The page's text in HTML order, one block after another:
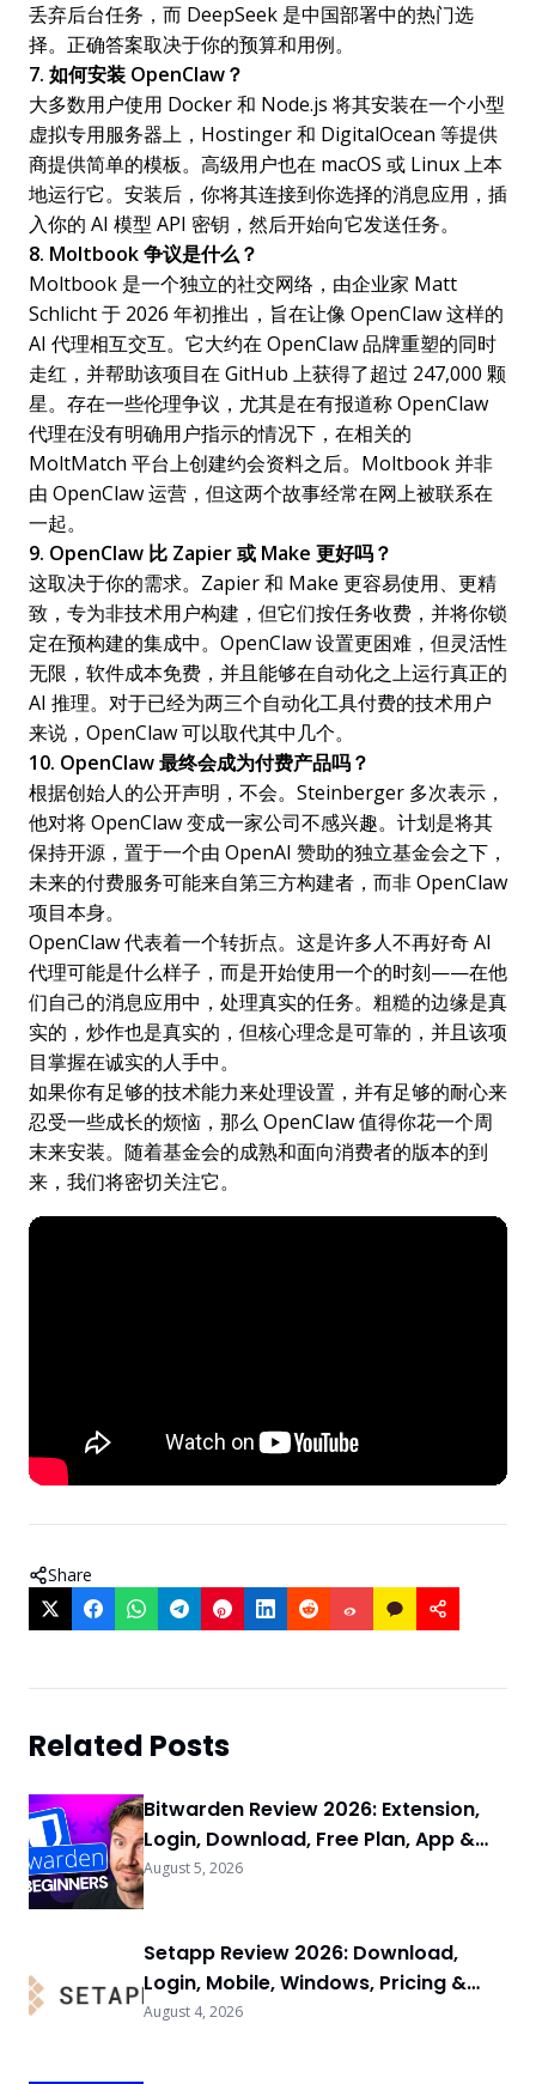
丢弃后台任务，而 DeepSeek 是中国部署中的热门选
择。正确答案取决于你的预算和用例。
7. 如何安装 OpenClaw？
大多数用户使用 Docker 和 Node.js 将其安装在一个小型
虚拟专用服务器上，Hostinger 和 DigitalOcean 等提供
商提供简单的模板。高级用户也在 macOS 或 Linux 上本
地运行它。安装后，你将其连接到你选择的消息应用，插
入你的 AI 模型 API 密钥，然后开始向它发送任务。
8. Moltbook 争议是什么？
Moltbook 是一个独立的社交网络，由企业家 Matt
Schlicht 于 2026 年初推出，旨在让像 OpenClaw 这样的
AI 代理相互交互。它大约在 OpenClaw 品牌重塑的同时
走红，并帮助该项目在 GitHub 上获得了超过 247,000 颗
星。存在一些伦理争议，尤其是在有报道称 OpenClaw
代理在没有明确用户指示的情况下，在相关的
MoltMatch 平台上创建约会资料之后。Moltbook 并非
由 OpenClaw 运营，但这两个故事经常在网上被联系在
一起。
9. OpenClaw 比 Zapier 或 Make 更好吗？
这取决于你的需求。Zapier 和 Make 更容易使用、更精
致，专为非技术用户构建，但它们按任务收费，并将你锁
定在预构建的集成中。OpenClaw 设置更困难，但灵活性
无限，软件成本免费，并且能够在自动化之上运行真正的
AI 推理。对于已经为两三个自动化工具付费的技术用户
来说，OpenClaw 可以取代其中几个。
10. OpenClaw 最终会成为付费产品吗？
根据创始人的公开声明，不会。Steinberger 多次表示，
他对将 OpenClaw 变成一家公司不感兴趣。计划是将其
保持开源，置于一个由 OpenAI 赞助的独立基金会之下，
未来的付费服务可能来自第三方构建者，而非 OpenClaw
项目本身。
OpenClaw 代表着一个转折点。这是许多人不再好奇 AI
代理可能是什么样子，而是开始使用一个的时刻——在他
们自己的消息应用中，处理真实的任务。粗糙的边缘是真
实的，炒作也是真实的，但核心理念是可靠的，并且该项
目掌握在诚实的人手中。
如果你有足够的技术能力来处理设置，并有足够的耐心来
忍受一些成长的烦恼，那么 OpenClaw 值得你花一个周
末来安装。随着基金会的成熟和面向消费者的版本的到
来，我们将密切关注它。
Share
Related Posts
Bitwarden Review 2026: Extension,
Login, Download, Free Plan, App &
FAQs
August 5, 2026
Setapp Review 2026: Download,
Login, Mobile, Windows, Pricing &
FAQs
August 4, 2026